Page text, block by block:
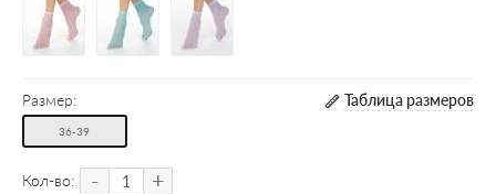
Размер: Таблица размеров
36-39
Кол-во: - +